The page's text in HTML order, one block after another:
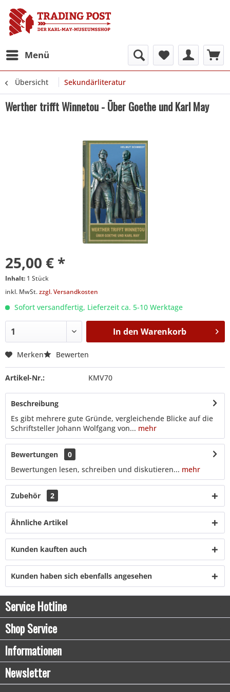
Menü
Übersicht Sekundärliteratur
Werther trifft Winnetou - Über Goethe und Karl May
25,00 € *
Inhalt: 1 Stück
inkl. MwSt.zzgl. Versandkosten
Sofort versandfertig, Lieferzeit ca. 5-10 Werktage
In den Warenkorb
Merken Bewerten
Artikel-Nr.: KMV70
Beschreibung
Es gibt mehrere gute Gründe, vergleichende Blicke auf die
Schriftsteller Johann Wolfgang von... mehr
Bewertungen
0
Bewertungen lesen, schreiben und diskutieren... mehr
Zubehör 2
Ähnliche Artikel
Kunden kauften auch
Kunden haben sich ebenfalls angesehen
Service Hotline
Shop Service
Informationen
Newsletter